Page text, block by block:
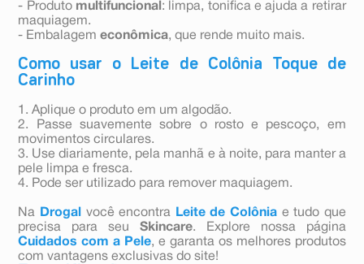
- Produto multifuncional : limpa, tonifica e ajuda a retirar
maquiagem.
- Embalagemeconômica, que rende muito mais.
Como usar o Leite de Colônia Toque de
Carinho
1. Aplique o produto em um algodão.
2. Passe suavemente sobre o rosto e pescoço, em
movimentos circulares.
3. Use diariamente, pela manhã e à noite, para manter a
pele limpa e fresca.
4. Pode ser utilizado para remover maquiagem.
Na Drogal você encontra Leite de Colônia e tudo que
precisa para seu Skincare. Explore nossa página
Cuidados com a Pele, e garanta os melhores produtos
com vantagens exclusivas do site!